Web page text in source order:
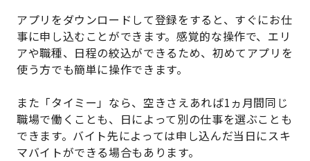
アプリをダウンロードして登録をすると、すぐにお仕
事に申し込むことができます。感覚的な操作で、エリ
アや職種、日程の絞込ができるため、初めてアプリを
使う方でも簡単に操作できます。
また「タイミー」なら、空きさえあれば1ヵ月間同じ
職場で働くことも、日によって別の仕事を選ぶことも
できます。バイト先によっては申し込んだ当日にスキ
マバイトができる場合もあります。